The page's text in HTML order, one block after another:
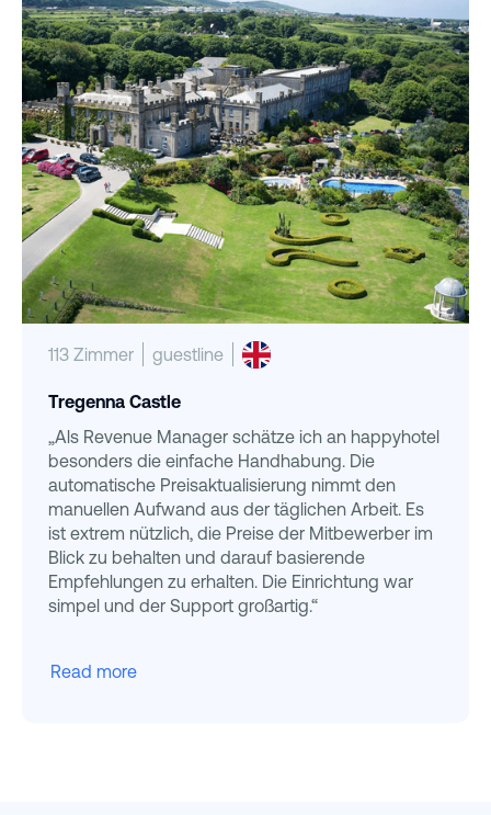
113 Zimmer guestline
Tregenna Castle
„Als Revenue Manager schätze ich an happyhotel
besonders die einfache Handhabung. Die
automatische Preisaktualisierung nimmt den
manuellen Aufwand aus der täglichen Arbeit. Es
ist extrem nützlich, die Preise der Mitbewerber im
Blick zu behalten und darauf basierende
Empfehlungen zu erhalten. Die Einrichtung war
simpel und der Support großartig.“
Read more